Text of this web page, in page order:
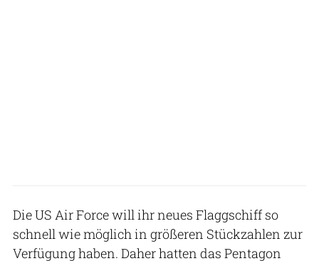
Die US Air Force will ihr neues Flaggschiff so
schnell wie möglich in größeren Stückzahlen zur
Verfügung haben. Daher hatten das Pentagon